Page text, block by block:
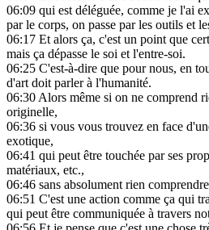
06:09 qui est déléguée, comme je l'ai
par le corps, on passe par les outils et
06:17 Et alors ça, c'est un point que
mais ça dépasse le soi et l'entre-soi.
06:25 C'est-à-dire que pour nous, en
d'art doit parler à l'humanité.
06:30Alors même si on ne comprend
originelle,
06:36 si vous vous trouvez en face
exotique,
06:41 qui peut être touchée par ses
matériaux, etc.,
06:46 sans absolument rien
06:51 C'est une action comme ça qui
qui peut être communiquée à travers